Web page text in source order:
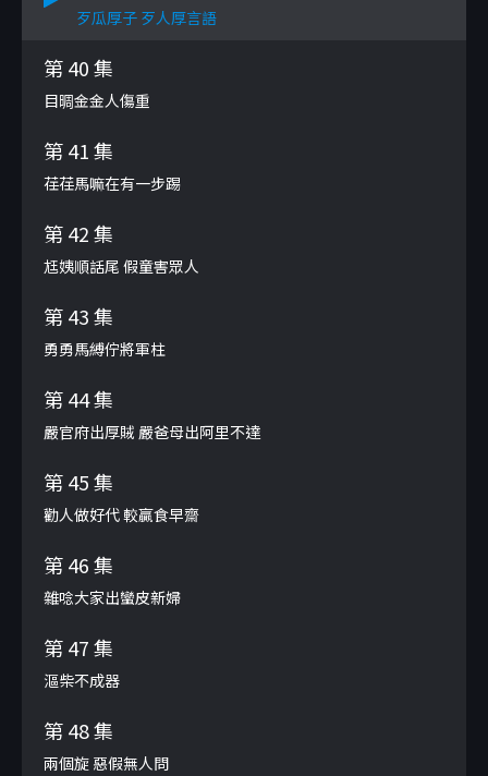
歹瓜厚子 歹人厚言語
第 40 集
目晭金金人傷重
第 41 集
荏荏馬嘛在有一步踢
第 42 集
尪姨順話尾 假童害眾人
第 43 集
勇勇馬縛佇將軍柱
第 44 集
嚴官府出厚賊 嚴爸母出阿里不達
第 45 集
勸人做好代 較贏食早齋
第 46 集
雜唸大家出蠻皮新婦
第 47 集
漚柴不成器
第 48 集
兩個旋 惡假無人問